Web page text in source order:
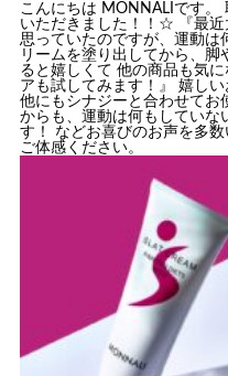
こんにちは MONNALIです。
いただきました！！☆ 『最
思っていたのですが、運動は
リームを塗り出してから、脚
ると嬉しくて 他の商品も気
アも試してみます！』 嬉し
他にもシナジーと合わせてお
からも、運動は何もしていな
す！ などお喜びのお声を多
ご体感ください。